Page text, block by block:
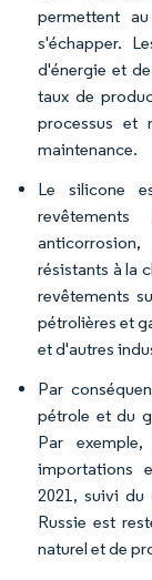
permettent
s'échapper.
d'énergie et
taux de
processus et
maintenance.
Le silicone
résistants à la
revêtements
pétrolières et
et d'autres
Par
pétrole et du
Par
importations
2021, suivi du
Russie est
naturel et de